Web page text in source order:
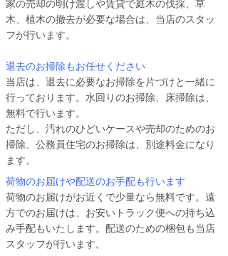
家の売却の明け渡しや賃貸で庭木の伐採、草
木、植木の撤去が必要な場合は、当店のスタッ
フが行います。
退去のお掃除もお任せください
当店は、退去に必要なお掃除を片づけと一緒に
行っております。水回りのお掃除、床掃除は、
無料で行います。
ただし、汚れのひどいケースや売却のためのお
掃除、公務員住宅のお掃除は、別途料金になり
ます。
荷物のお届けや配送のお手配も行います
荷物のお届けがお近くで少量なら無料です。遠
方でのお届けは、お安いトラック便への持ち込
み手配もいたします。配送のための梱包も当店
スタッフが行います。